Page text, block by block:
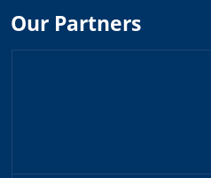
Our Partners